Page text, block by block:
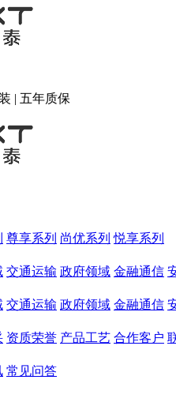
| 五年质保
尊享系列 尚优系列 悦享系列
交通运输 政府领域 金融通信
交通运输 政府领域 金融通信
资质荣誉 产品工艺 合作客户
常见问答